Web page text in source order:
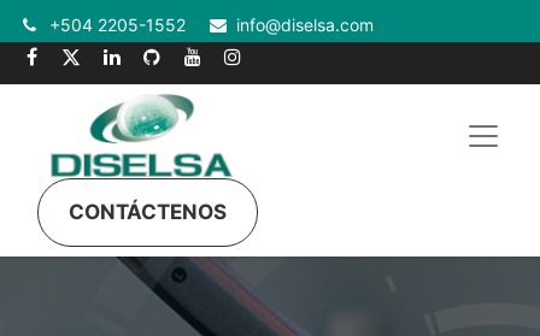
+504 2205-1552 info@diselsa.com
CONTÁCTENOS